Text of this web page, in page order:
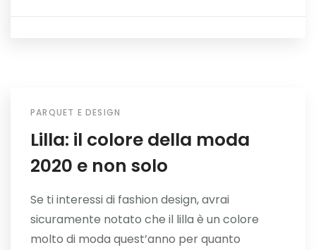
PARQUET E DESIGN
Lilla: il colore della moda
2020 e non solo
Se ti interessi di fashion design, avrai
sicuramente notato che il lilla è un colore
molto di moda quest’anno per quanto